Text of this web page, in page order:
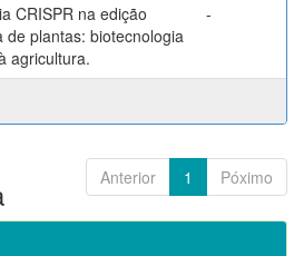
CRISPR na edição
de plantas: biotecnologia
agricultura.
-
Anterior 1 Póximo